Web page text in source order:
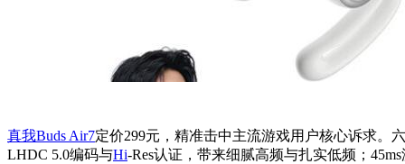
真我Buds Air7定价299元，精准击中主流游戏用户核心诉求。
LHDC 5.0编码与Hi-Res认证，带来细腻高频与扎实低频；